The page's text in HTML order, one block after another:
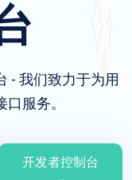
- 我们致力于为用
服务。
开发者控制台